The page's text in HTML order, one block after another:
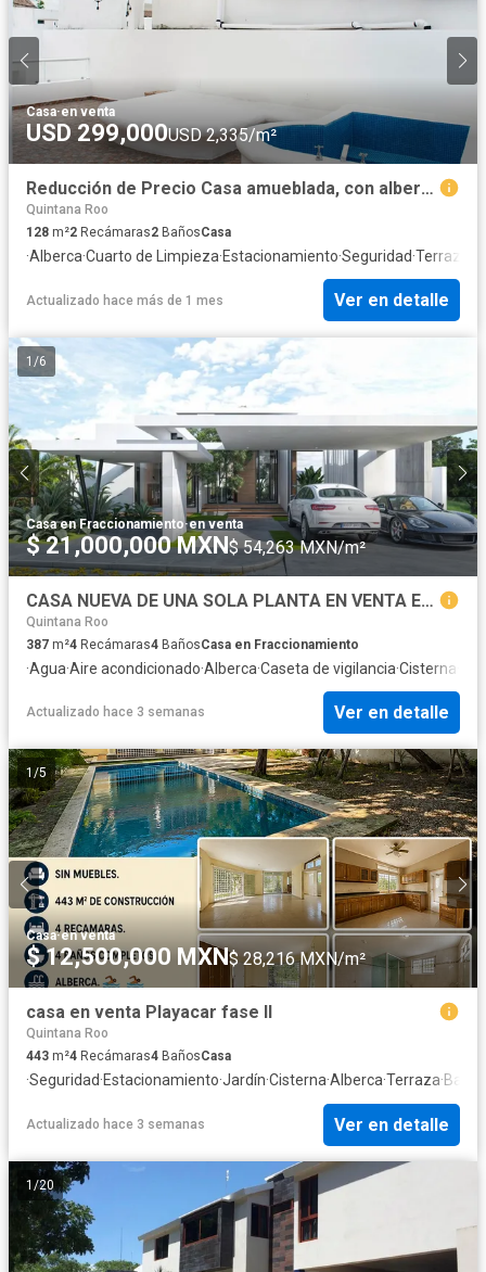
Casa·en venta
USD 299,000USD 2,335/m²
Reducción de Precio Casa amueblada, con alberca privada en venta, Zona Hotelera sur, Cozumel
Quintana Roo
128 m²2 Recámaras2 BañosCasa
·Alberca·Cuarto de Limpieza·Estacionamiento·Seguridad·Terraza
Actualizado hace más de 1 mes Ver en detalle
1 /6
Casa en Fraccionamiento·en venta
$ 21,000,000 MXN$ 54,263 MXN/m²
CASA NUEVA DE UNA SOLA PLANTA EN VENTA EN VILLA MAGNA CANCUN
Quintana Roo
387 m²4 Recámaras4 BañosCasa en Fraccionamiento
·Agua·Aire acondicionado·Alberca·Caseta de vigilancia·Cisterna
Actualizado hace 3 semanas Ver en detalle
1/5
Casa·en venta
$ 12,500,000 MXN$ 28,216 MXN/m²
casa en venta Playacar fase II
Quintana Roo
443 m²4 Recámaras4 BañosCasa
·Seguridad·Estacionamiento·Jardín·Cisterna·Alberca·Terraza·
Actualizado hace 3 semanas Ver en detalle
1 /20